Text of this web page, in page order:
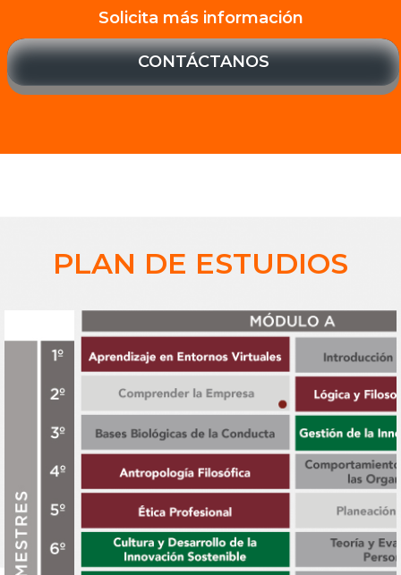
Solicita más información
CONTÁCTANOS
PLAN DE ESTUDIOS